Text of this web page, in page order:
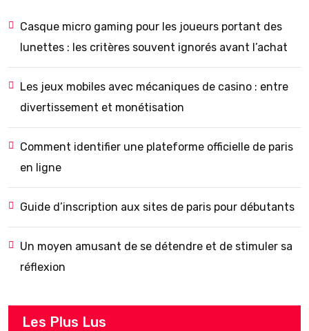
Casque micro gaming pour les joueurs portant des
lunettes : les critères souvent ignorés avant l’achat
Les jeux mobiles avec mécaniques de casino : entre
divertissement et monétisation
Comment identifier une plateforme officielle de paris
en ligne
Guide d’inscription aux sites de paris pour débutants
Un moyen amusant de se détendre et de stimuler sa
réflexion
Les Plus Lus